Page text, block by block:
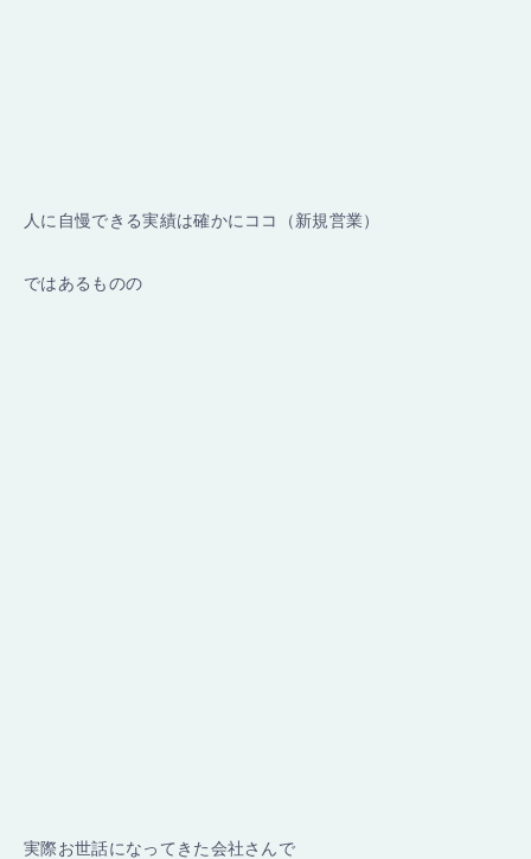
人に自慢できる実績は確かにココ（新規営業）
ではあるものの
実際お世話になってきた会社さんで